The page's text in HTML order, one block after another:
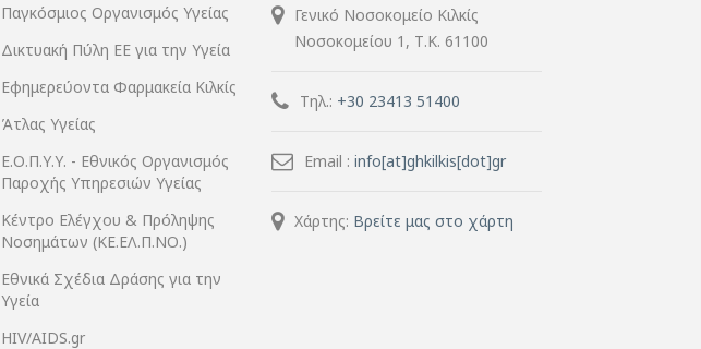
Παγκόσμιος Οργανισμός Υγείας
Δικτυακή Πύλη ΕΕ για την Υγεία
Εφημερεύοντα Φαρμακεία Κιλκίς
Άτλας Υγείας
Ε.Ο.Π.Υ.Υ. - Εθνικός Οργανισμός
Παροχής Υπηρεσιών Υγείας
Κέντρο Ελέγχου & Πρόληψης
Νοσημάτων (ΚΕ.ΕΛ.Π.ΝΟ.)
Εθνικά Σχέδια Δράσης για την
Υγεία
HIV/AIDS.gr
Γενικό Νοσοκομείο Κιλκίς
Νοσοκομείου 1, Τ.Κ. 61100
Τηλ.: +30 23413 51400
Email : info[at]ghkilkis[dot]gr
Χάρτης: Βρείτε μας στο χάρτη